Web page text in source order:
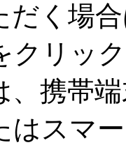
だく場
クリッ
、携帯
はスマ